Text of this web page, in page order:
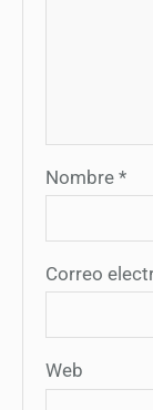
Nombre *
Correo
Web